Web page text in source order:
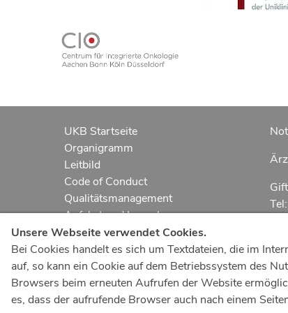
UKB Startseite
Organigramm
Leitbild
Code of Conduct
Qualitätsmanagement
Anfahrt und Lageplan
Erklärung zur Barrierefreiheit
Datenschutzerklärung
AGBs
Impressum
ukbnewsroom.de
Unsere Webseite verwendet Cookies.
Bei Cookies handelt es sich um Textdateien, die im
auf, so kann ein Cookie auf dem Betriebssystem des
Browsers beim erneuten Aufrufen der Website
es, dass der aufrufende Browser auch nach einem